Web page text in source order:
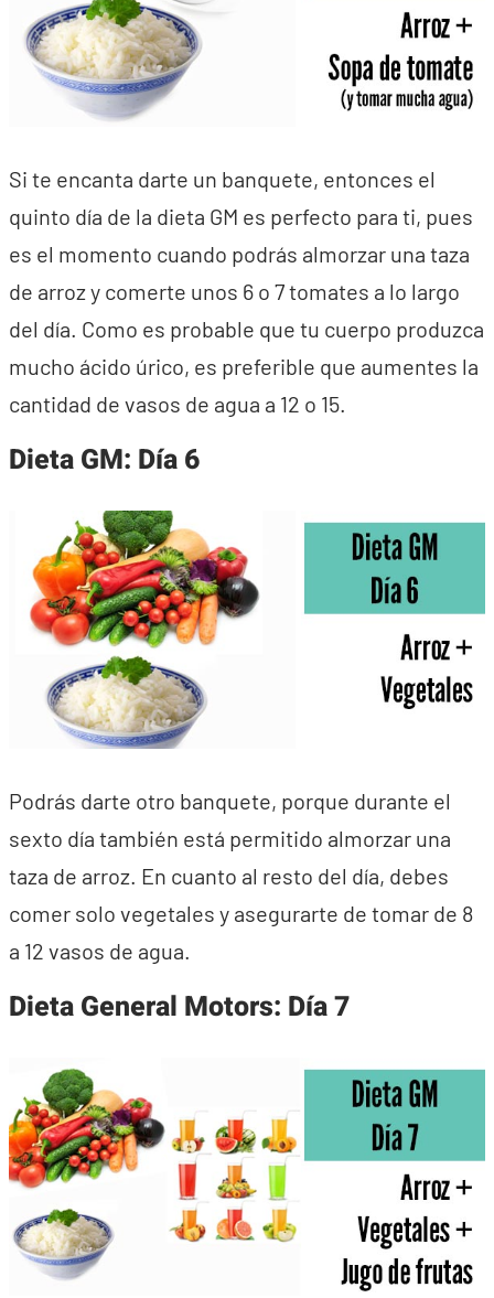
Si te encanta darte un banquete, entonces el
quinto día de la dieta GM es perfecto para ti, pues
es el momento cuando podrás almorzar una taza
de arroz y comerte unos 6 o 7 tomates a lo largo
del día. Como es probable que tu cuerpo produzca
mucho ácido úrico, es preferible que aumentes la
cantidad de vasos de agua a 12 o 15.
Dieta GM: Día 6
Podrás darte otro banquete, porque durante el
sexto día también está permitido almorzar una
taza de arroz. En cuanto al resto del día, debes
comer solo vegetales y asegurarte de tomar de 8
a 12 vasos de agua.
Dieta General Motors: Día 7